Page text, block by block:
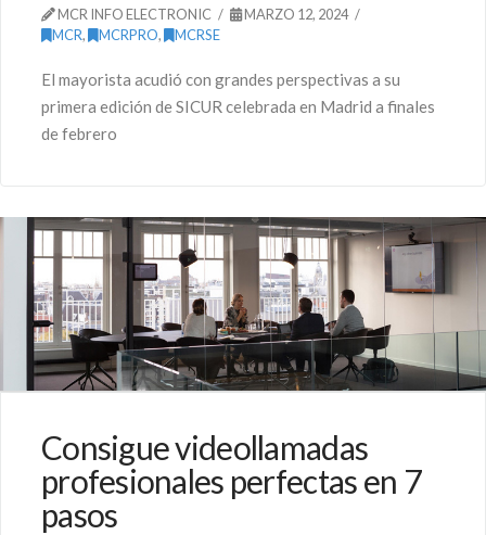
MCR INFO ELECTRONIC
MARZO 12, 2024
MCR, MCRPRO, MCRSE
El mayorista acudió con grandes perspectivas a su
primera edición de SICUR celebrada en Madrid a finales
de febrero
Consigue videollamadas
profesionales perfectas en 7
pasos